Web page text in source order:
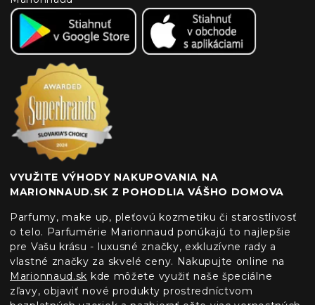
VYUŽITE VÝHODY NAKUPOVANIA NA
MARIONNAUD.SK Z POHODLIA VÁŠHO DOMOVA
Parfumy, make up, pleťovú kozmetiku či starostlivosť
o telo. Parfumérie Marionnaud ponúkajú to najlepšie
pre Vašu krásu - luxusné značky, exkluzívne rady a
vlastné značky za skvelé ceny. Nakupujte online na
Marionnaud.sk kde môžete využiť naše špeciálne
zľavy, objaviť nové produkty prostredníctvom